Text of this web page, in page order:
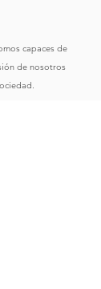
capaces de
de nosotros